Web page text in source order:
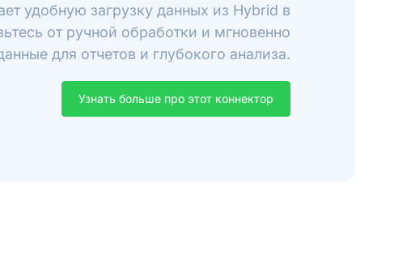
удобную загрузку данных из Hybrid в
от ручной обработки и мгновенно
для отчетов и глубокого анализа.
Узнать больше про этот коннектор